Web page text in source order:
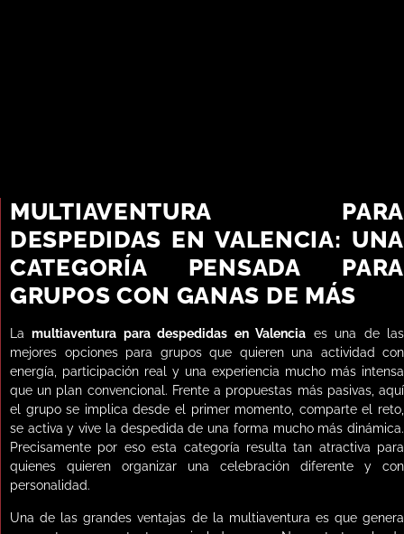
MULTIAVENTURA PARA
DESPEDIDAS EN VALENCIA: UNA
CATEGORÍA PENSADA PARA
GRUPOS CON GANAS DE MÁS
Lamultiaventura para despedidas en Valencia es una de las
mejores opciones para grupos que quieren una actividad con
energía, participación real y una experiencia mucho más intensa
que un plan convencional. Frente a propuestas más pasivas, aquí
el grupo se implica desde el primer momento, comparte el reto,
se activa y vive la despedida de una forma mucho más dinámica.
Precisamente por eso esta categoría resulta tan atractiva para
quienes quieren organizar una celebración diferente y con
personalidad.
Una de las grandes ventajas de la multiaventura es que genera